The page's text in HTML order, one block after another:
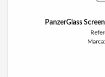
PanzerGlass